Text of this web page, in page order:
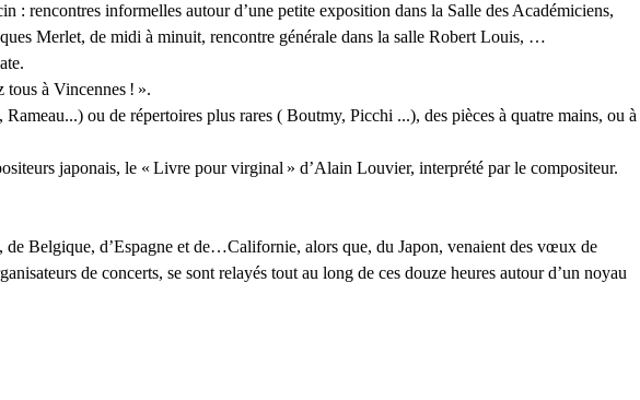
: rencontres informelles autour d’une petite exposition dans la Salle des Académiciens,
Merlet, de midi à minuit, rencontre générale dans la salle Robert Louis, …
tous à Vincennes ! ».
ou de répertoires plus rares ( Boutmy, Picchi ...), des pièces à quatre mains, ou à
japonais, le « Livre pour virginal » d’Alain Louvier, interprété par le compositeur.
de Belgique, d’Espagne et de…Californie, alors que, du Japon, venaient des vœux de
de concerts, se sont relayés tout au long de ces douze heures autour d’un noyau